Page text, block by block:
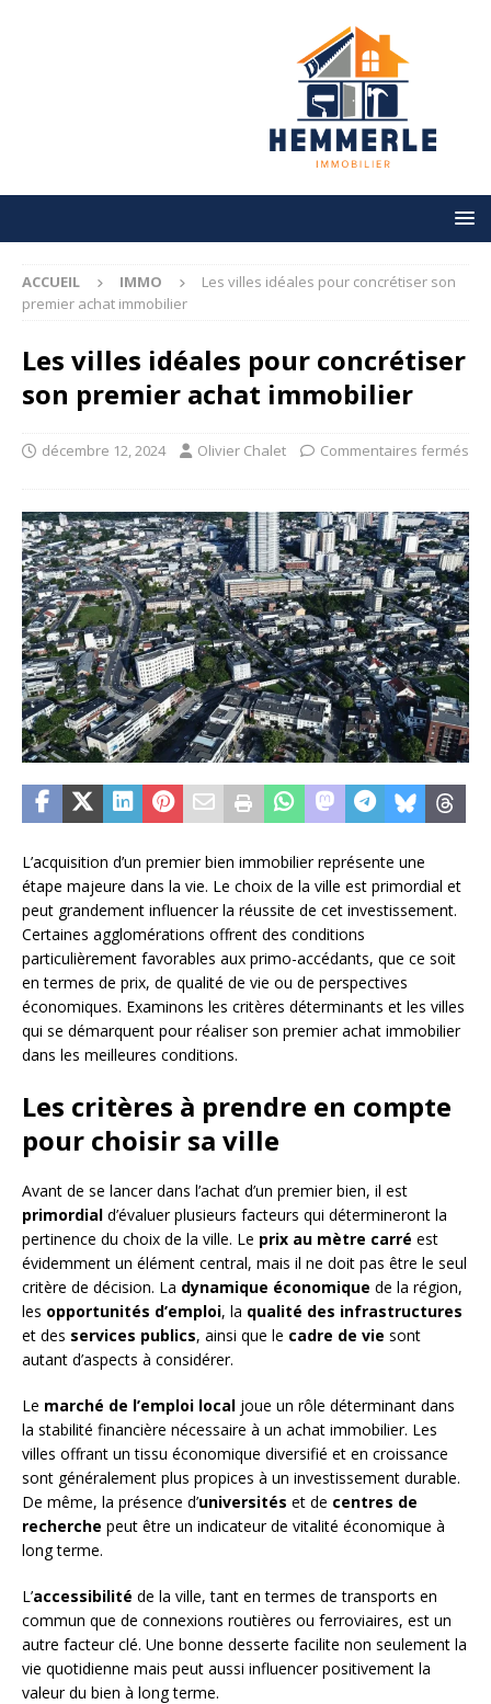
ACCUEIL IMMO
Les villes idéales pour concrétiser son
premier achat immobilier
Les villes idéales pour concrétiser
son premier achat immobilier
décembre 12, 2024 Olivier Chalet Commentaires fermés
L’acquisition d’un premier bien immobilier représente une
étape majeure dans la vie. Le choix de la ville est primordial et
peut grandement influencer la réussite de cet investissement.
Certaines agglomérations offrent des conditions
particulièrement favorables aux primo-accédants, que ce soit
en termes de prix, de qualité de vie ou de perspectives
économiques. Examinons les critères déterminants et les villes
qui se démarquent pour réaliser son premier achat immobilier
dans les meilleures conditions.
Les critères à prendre en compte
pour choisir sa ville
Avant de se lancer dans l’achat d’un premier bien, il est
primordial d’évaluer plusieurs facteurs qui détermineront la
pertinence du choix de la ville. Le prix au mètre carré est
évidemment un élément central, mais il ne doit pas être le seul
critère de décision. La dynamique économique de la région,
les opportunités d’emploi, la qualité des infrastructures
et des services publics, ainsi que le cadre de vie sont
autant d’aspects à considérer.
Le marché de l’emploi local joue un rôle déterminant dans
la stabilité financière nécessaire à un achat immobilier. Les
villes offrant un tissu économique diversifié et en croissance
sont généralement plus propices à un investissement durable.
De même, la présence d’universités et de centres de
recherche peut être un indicateur de vitalité économique à
long terme.
L’accessibilité de la ville, tant en termes de transports en
commun que de connexions routières ou ferroviaires, est un
autre facteur clé. Une bonne desserte facilite non seulement la
vie quotidienne mais peut aussi influencer positivement la
valeur du bien à long terme.